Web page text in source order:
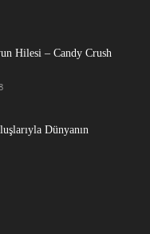
Hilesi – Candy Crush
Dünyanın